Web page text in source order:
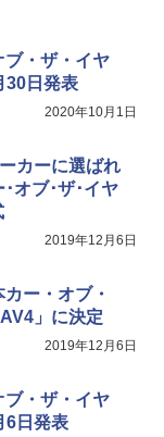
・ザ・イヤ
30日発表
2020年10月1日
カーに選ばれ
オブ･ザ･イヤ
2019年12月6日
ー・オブ・
」に決定
2019年12月6日
・ザ・イヤ
6日発表